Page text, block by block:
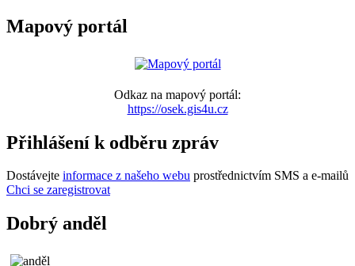
Mapový portál
Odkaz na mapový portál:
https://osek.gis4u.cz
Přihlášení k odběru zpráv
Dostávejte informace z našeho webu prostřednictvím SMS a e-mailů
Chci se zaregistrovat
Dobrý anděl